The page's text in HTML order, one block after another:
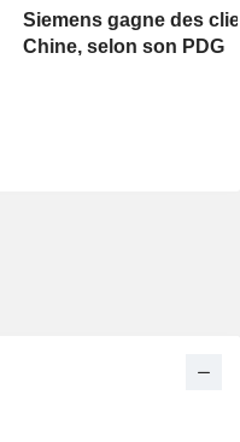
Siemens gagne des
Chine, selon son PDG